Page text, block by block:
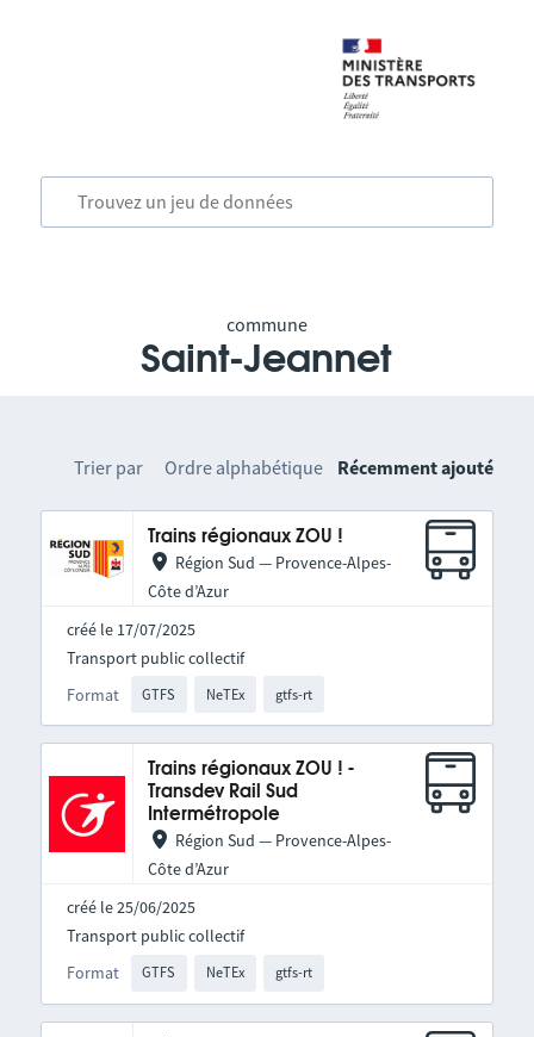
commune
Saint-Jeannet
Trier par Ordre alphabétique Récemment ajouté
Trains régionaux ZOU !
Région Sud — Provence-Alpes-
Côte d’Azur
créé le 17/07/2025
Format GTFS NeTEx gtfs-rt
Transport public collectif
Trains régionaux ZOU ! -
Transdev Rail Sud
Intermétropole
Région Sud — Provence-Alpes-
Côte d’Azur
créé le 25/06/2025
Format GTFS NeTEx gtfs-rt
Transport public collectif